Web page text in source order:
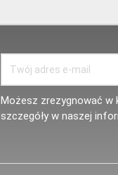
Możesz zrezygnować w
szczegóły w naszej